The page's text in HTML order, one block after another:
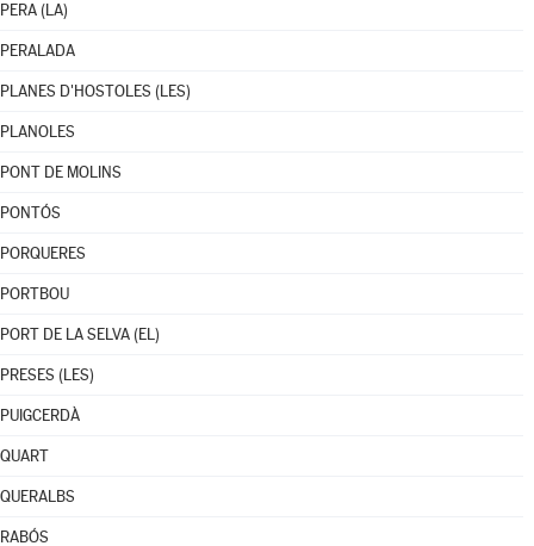
PERA (LA)
PERALADA
PLANES D'HOSTOLES (LES)
PLANOLES
PONT DE MOLINS
PONTÓS
PORQUERES
PORTBOU
PORT DE LA SELVA (EL)
PRESES (LES)
PUIGCERDÀ
QUART
QUERALBS
RABÓS